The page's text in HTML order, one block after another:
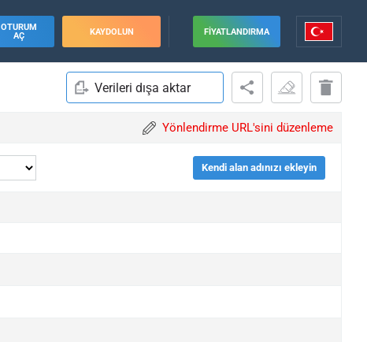
OTURUM
AÇ
KAYDOLUN FIYATLANDIRMA
Verileri dışa aktar
Yönlendirme URL'sini düzenleme
Kendi alan adınızı ekleyin